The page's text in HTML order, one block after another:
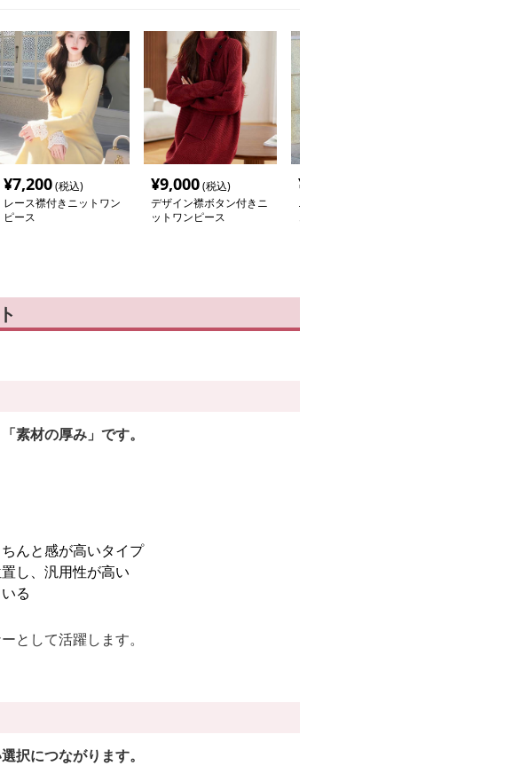
¥7,200(税込)
レース襟付きニットワン
ピース
¥9,000(税込)
デザイン襟ボタン付きニ
ットワンピース
¥
ニットワンピース 襟付
きニットプリーツワンピ
素材の厚み」です。
んと感が高いタイプ
し、汎用性が高い
る
として活躍します。
択につながります。